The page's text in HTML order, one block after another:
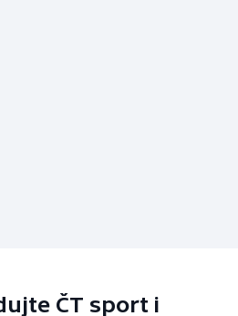
ČT sport i